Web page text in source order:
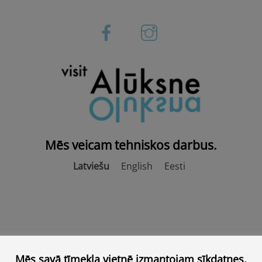
Mēs veicam tehniskos darbus.
Mēs savā tīmekļa vietnē izmantojam sīkdatnes.
Latviešu English Eesti